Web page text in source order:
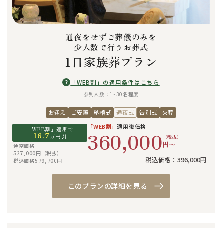
通夜をせずご葬儀のみを
少人数で行うお葬式
1日家族葬プラン
? 「WEB割」の適用条件はこちら
参列人数：1~30名程度
お迎え ご安置 納棺式 通夜式 告別式 火葬
「WEB割」適用で
16.7万円引
通常価格
527,000円（税抜）
税込価格579,700円
「WEB割」適用後価格
360,000 （税抜）
円〜
税込価格：396,000円
このプランの詳細を見る